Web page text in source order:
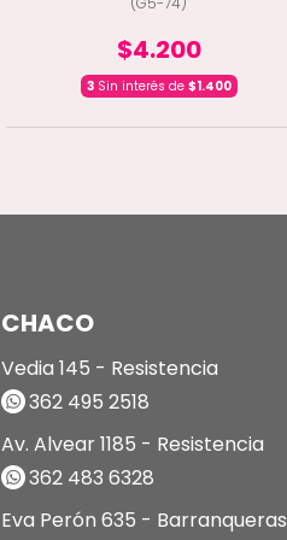
$4.200
3Sin interés de $1.400
CHACO
Vedia 145 - Resistencia
362 495 2518
Av. Alvear 1185 - Resistencia
362 483 6328
Eva Perón 635 - Barranqueras